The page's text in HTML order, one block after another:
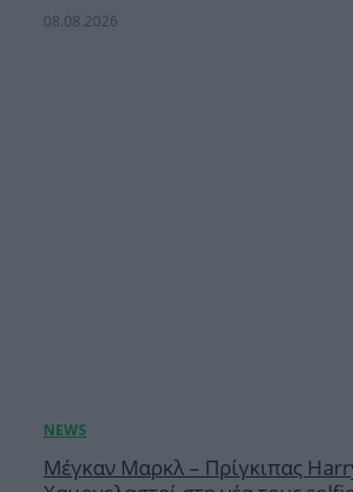
08.08.2026
Μέγκαν Μαρκλ – Πρίγκιπας